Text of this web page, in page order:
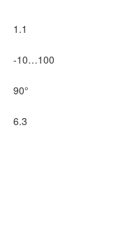
1.1
-10…100
90°
6.3